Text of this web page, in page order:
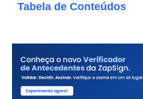
Tabela de Conteúdos